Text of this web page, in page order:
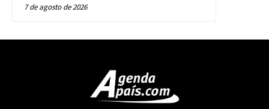
7 de agosto de 2026